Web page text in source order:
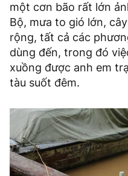
một cơn bão rất lớn
Bộ, mưa to gió lớn,
rộng, tất cả các
dùng đến, trong đó
xuồng được anh em
tàu suốt đêm.